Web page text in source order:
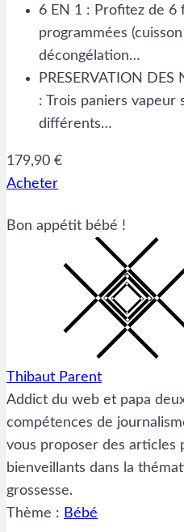
6 EN 1 : Profitez de 6
programmées
décongélation…
PRESERVATION
: Trois paniers vapeur
différents…
179,90 €
Acheter
Bon appétit bébé !
Thibaut Parent
Addict du web et papa
compétences de
vous proposer des articles
bienveillants dans la
grossesse.
Thème : Bébé